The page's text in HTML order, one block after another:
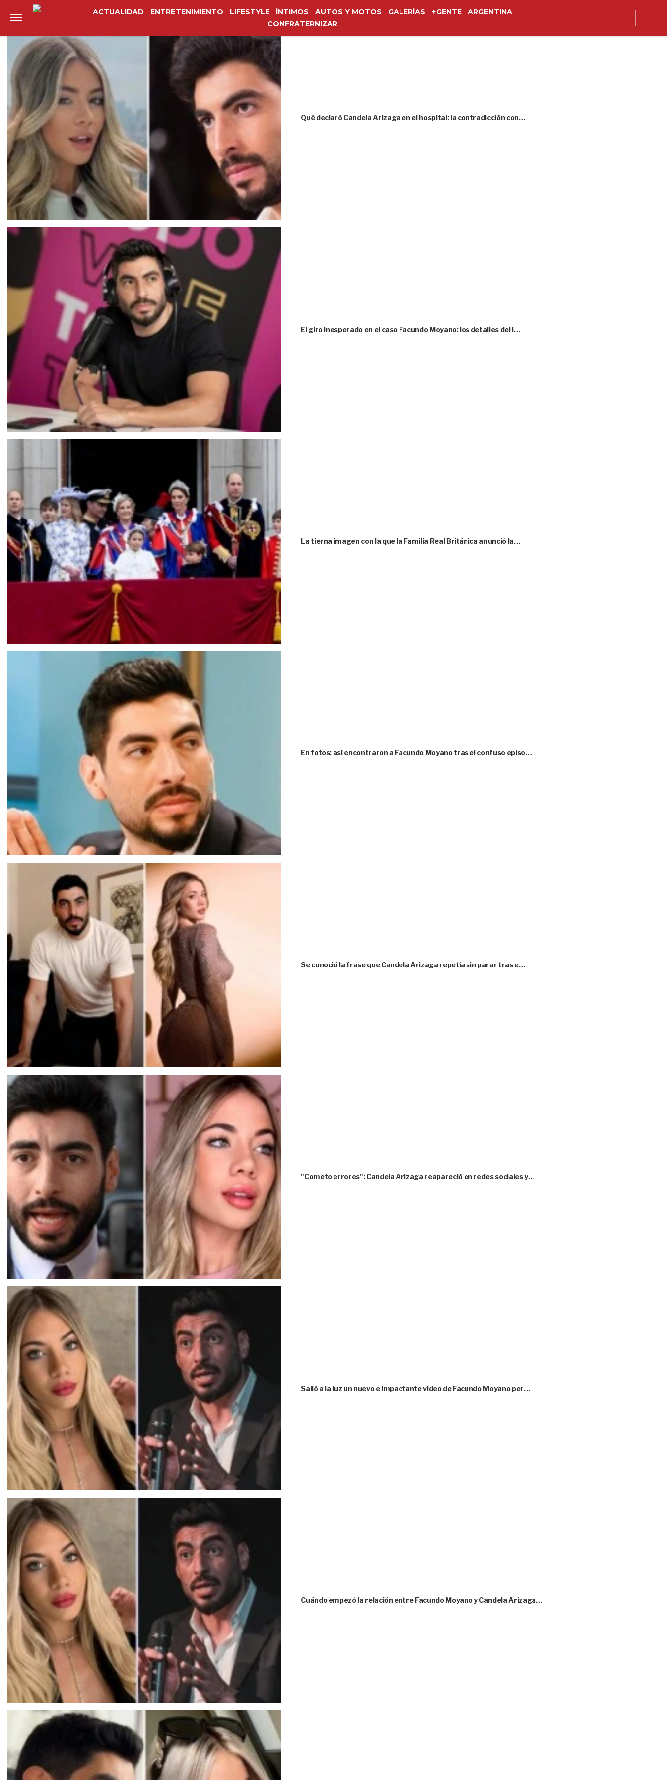
ACTUALIDAD ENTRETENIMIENTO LIFESTYLE ÍNTIMOS AUTOS Y MOTOS GALERÍAS +GENTE
ARGENTINA
CONFRATERNIZAR
Anterior
Qué declaró Candela Arizaga en el hospital: la contradicción con…
El giro inesperado en el caso Facundo Moyano: los detalles del l…
La tierna imagen con la que la Familia Real Británica anunció la…
En fotos: así encontraron a Facundo Moyano tras el confuso episo…
Se conoció la frase que Candela Arizaga repetía sin parar tras e…
"Cometo errores": Candela Arizaga reapareció en redes sociales y…
Salió a la luz un nuevo e impactante video de Facundo Moyano per…
Cuándo empezó la relación entre Facundo Moyano y Candela Arizaga…
Siguiente